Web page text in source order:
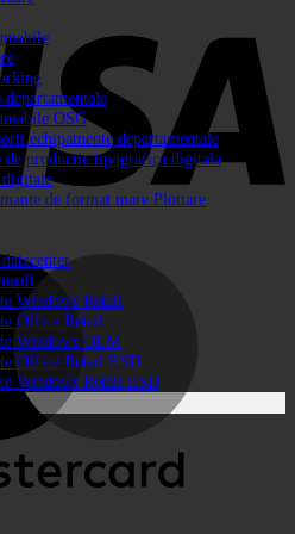
OSG
echipamente departamentale
de productie tipografica digitala
digitale
de format mare Plottare
Windows Retail
Office Retail
Windows OEM
Office Retail ESD
Windows Retail ESD